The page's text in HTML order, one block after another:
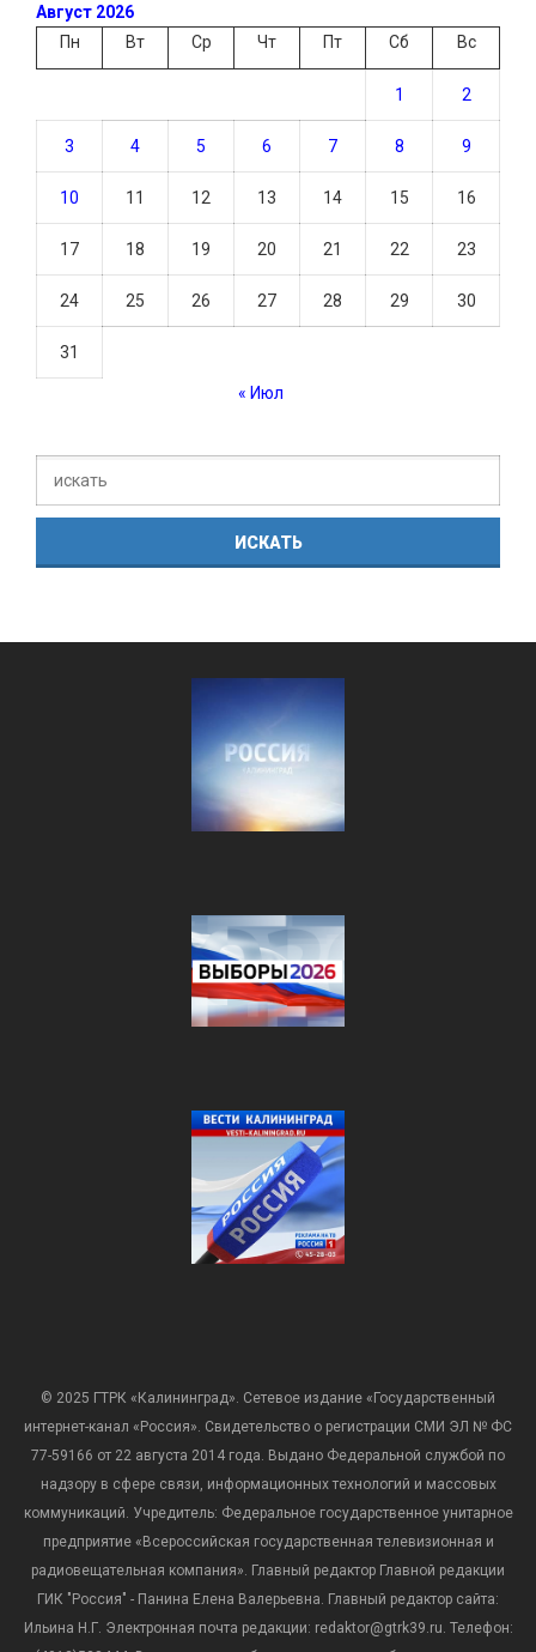
Август 2026
Пн
Вт Ср Чт Пт Сб Вс
1 2
3 4 5 6 7 8 9
10 11 12 13 14 15 16
17 18 19 20 21 22 23
24 25 26 27 28 29 30
31
« Июл
© 2025 ГТРК «Калининград». Сетевое издание «Государственный
интернет-канал «Россия». Свидетельство о регистрации СМИ ЭЛ № ФС
77-59166 от 22 августа 2014 года. Выдано Федеральной службой по
надзору в сфере связи, информационных технологий и массовых
коммуникаций. Учредитель: Федеральное государственное унитарное
предприятие «Всероссийская государственная телевизионная и
радиовещательная компания». Главный редактор Главной редакции
ГИК "Россия" - Панина Елена Валерьевна. Главный редактор сайта:
Ильина Н.Г. Электронная почта редакции: redaktor@gtrk39.ru. Телефон: